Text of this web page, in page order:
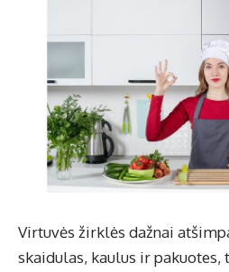
Virtuvės žirklės dažnai
skaidulas, kaulus ir pakuotes,